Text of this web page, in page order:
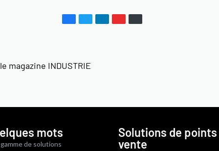
magazine INDUSTRIE
mots
de solutions
Solutions de points
vente